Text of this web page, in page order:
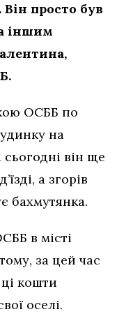
просто був
іншим
ОСББ по
на
сьогодні він ще
а згорів
бахмутянка.
в місті
за цей час
кошти
оселі.